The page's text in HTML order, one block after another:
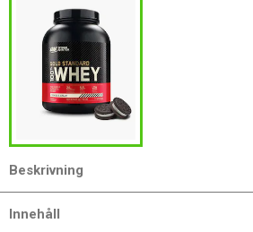
Beskrivning
Innehåll